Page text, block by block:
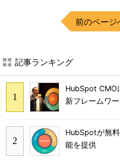
前のページ
記事ランキング
HubSpot CMO
新フレームワ
HubSpotが無
能を提供